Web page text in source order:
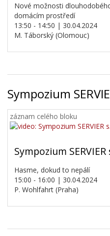
Nové možnosti
domácím prostředí
13:50 - 14:50 | 30.04.2024
M. Táborský (Olomouc)
Sympozium
záznam celého bloku
Sympozium SERVIER
Hasme, dokud to nepálí
15:00 - 16:00 | 30.04.2024
P. Wohlfahrt (Praha)